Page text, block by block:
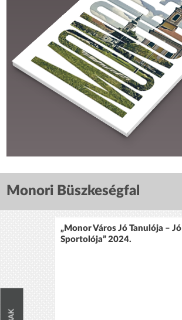
Monori Büszkeségfal
„Monor Város Jó Tanulója – Jó
Sportolója” 2024.